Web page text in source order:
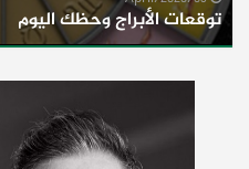
توقعات الأبراج وحظك اليوم